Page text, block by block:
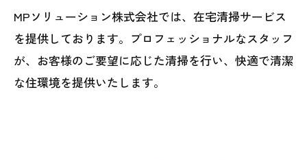
MPソリューション株式会社では、在宅清掃サービス
を提供しております。プロフェッショナルなスタッフ
が、お客様のご要望に応じた清掃を行い、快適で清潔
な住環境を提供いたします。